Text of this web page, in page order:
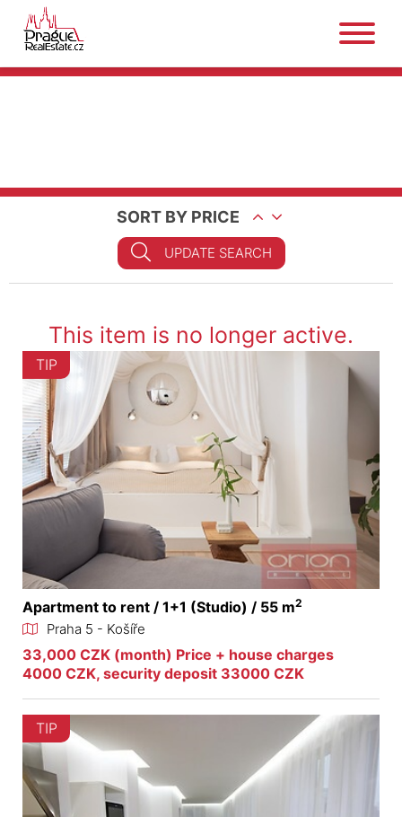
SORT BY PRICE
UPDATE SEARCH
This item is no longer active.
TIP
Apartment to rent / 1+1 (Studio) / 55 m2
Praha 5 - Košíře
33,000 CZK (month) Price + house charges
4000 CZK, security deposit 33000 CZK
TIP